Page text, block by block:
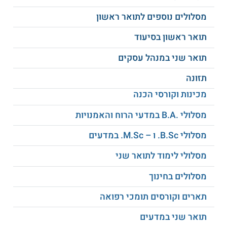
הסטודנטים יכולים לשלב את הלימודים בחוג עם שלל חוגים
ומחלקות במסגרת מסלול דו חוגי. שילובים מומלצים כוללים
שילוב עם המחלקה הרב תחומית למדעי החברה והרוח - חטיבת
משאבי אנוש, החוגלפסיכולוגיה
תנאי קבלה
דרישות הסף הינן:
זכאות לבגרות.
בגרות באנגלית 4 יחידות בציון עובר.
סיווג רמה באנגלית 85 לפחות.
קטגוריות הקבלה הינן:
בגרות בלבד:
ממוצע 85 בתעודת הבגרות.
עמידה בדרישות הסף.
מסלולים נוספים לתואר ראשון
תואר ראשון בסיעוד
תואר שני במנהל עסקים
תזונה
מכינות וקורסי הכנה
מסלולי .B.A במדעי הרוח והאמנויות
מסלולי B.Sc. ו – M.Sc. במדעים
מסלולי לימוד לתואר שני
מסלולים בחינוך
תארים וקורסים תומכי רפואה
תואר שני במדעים